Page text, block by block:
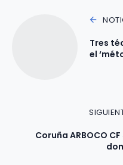
Tres
el
Coruña ARBOCO